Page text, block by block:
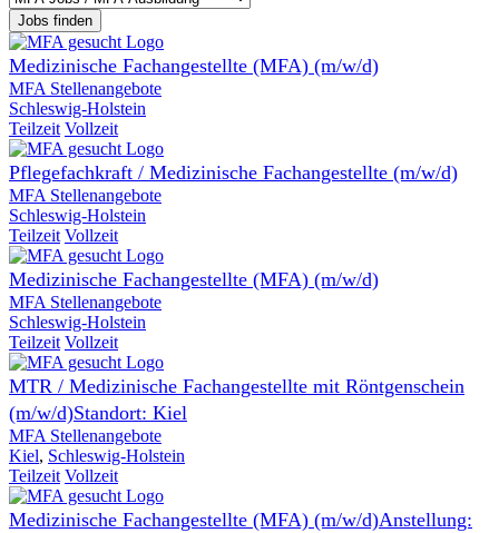
Jobs finden
Medizinische Fachangestellte (MFA) (m/w/d)
MFA Stellenangebote
Schleswig-Holstein
Teilzeit Vollzeit
Pflegefachkraft / Medizinische Fachangestellte (m/w/d)
MFA Stellenangebote
Schleswig-Holstein
Teilzeit Vollzeit
Medizinische Fachangestellte (MFA) (m/w/d)
MFA Stellenangebote
Schleswig-Holstein
Teilzeit Vollzeit
MTR / Medizinische Fachangestellte mit Röntgenschein
(m/w/d)Standort: Kiel
MFA Stellenangebote
Kiel, Schleswig-Holstein
Teilzeit Vollzeit
Medizinische Fachangestellte (MFA) (m/w/d)Anstellung: